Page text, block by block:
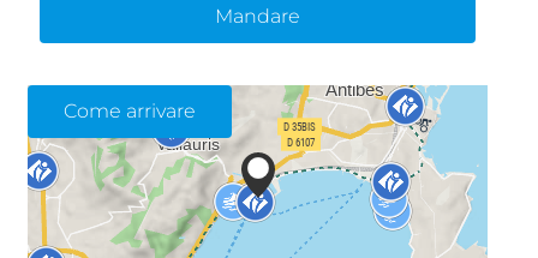
Mandare
Come arrivare